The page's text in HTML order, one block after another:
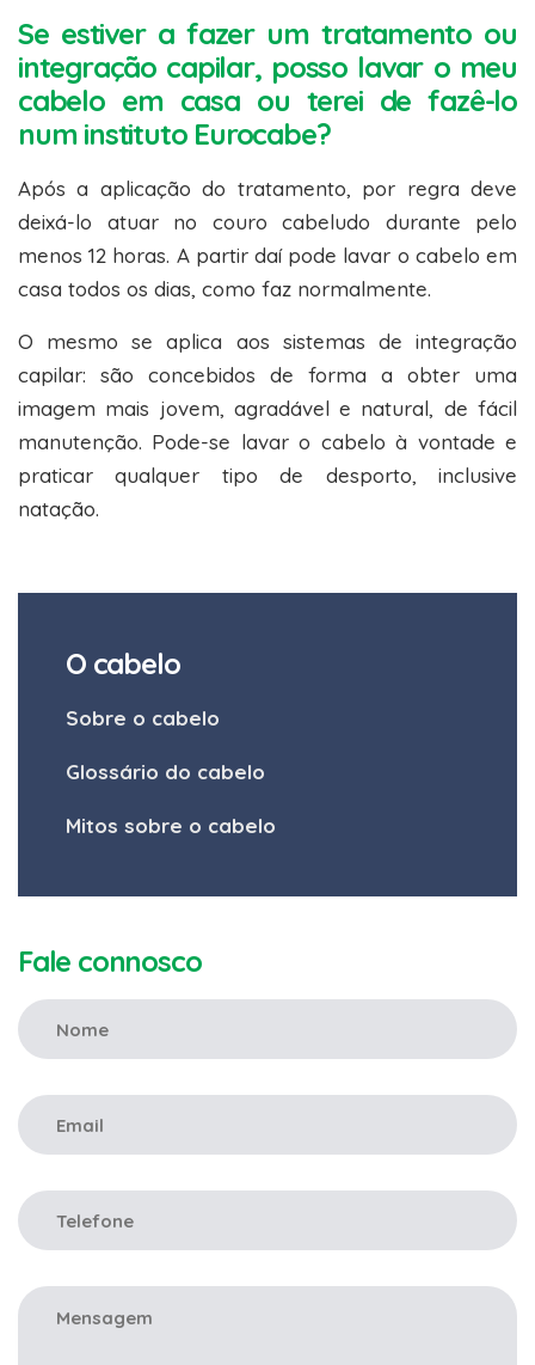
Se estiver a fazer um tratamento ou
integração capilar, posso lavar o meu
cabelo em casa ou terei de fazê-lo
num instituto Eurocabe?
Após a aplicação do tratamento, por regra deve
deixá-lo atuar no couro cabeludo durante pelo
menos 12 horas. A partir daí pode lavar o cabelo em
casa todos os dias, como faz normalmente.
O mesmo se aplica aos sistemas de integração
capilar: são concebidos de forma a obter uma
imagem mais jovem, agradável e natural, de fácil
manutenção. Pode-se lavar o cabelo à vontade e
praticar qualquer tipo de desporto, inclusive
natação.
O cabelo
Sobre o cabelo
Glossário do cabelo
Mitos sobre o cabelo
Fale connosco